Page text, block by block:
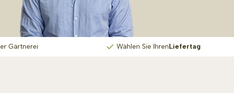
Gärtnerei Wählen Sie IhrenLiefertag